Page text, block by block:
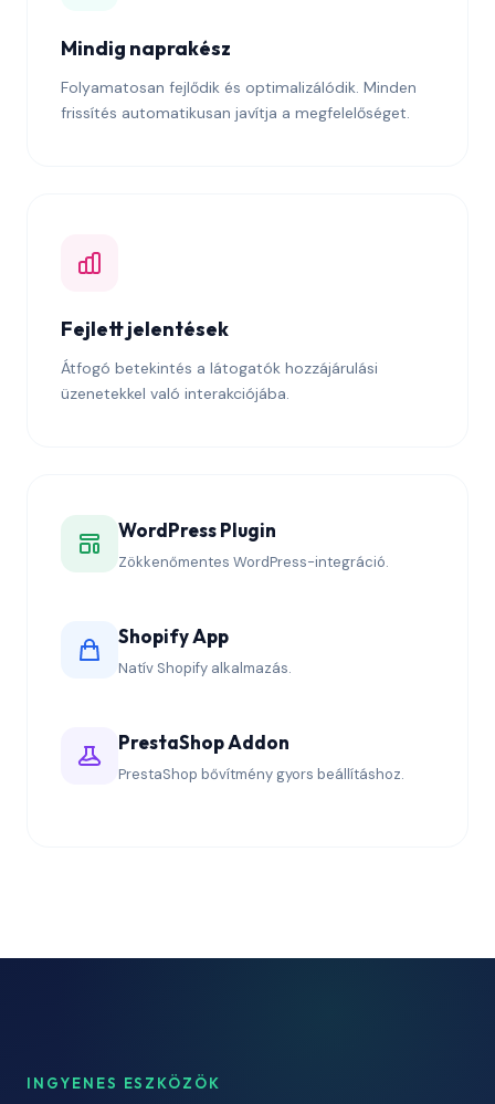
Mindig naprakész
Folyamatosan fejlődik és optimalizálódik. Minden
frissítés automatikusan javítja a megfelelőséget.
Fejlett jelentések
Átfogó betekintés a látogatók hozzájárulási
üzenetekkel való interakciójába.
WordPress Plugin
Zökkenőmentes WordPress-integráció.
Shopify App
Natív Shopify alkalmazás.
PrestaShop Addon
PrestaShop bővítmény gyors beállításhoz.
INGYENES ESZKÖZÖK